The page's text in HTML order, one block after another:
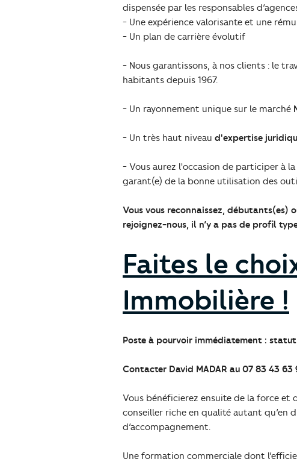
dispensée par les responsables
- Une expérience valorisante et une
- Un plan de carrière évolutif
- Nous garantissons, à nos clients : le
habitants depuis 1967.
- Un rayonnement unique sur le marché
- Un très haut niveau d'expertise
- Vous aurez l'occasion de participer à
garant(e) de la bonne utilisation des
Vous vous reconnaissez, débutants(es)
rejoignez-nous, il n’y a pas de profil
Faites le
Immobilière !
Poste à pourvoir immédiatement :
Contacter David MADAR au 07 83 43 63
Vous bénéficierez ensuite de la force et
conseiller riche en qualité autant qu’en
d’accompagnement.
Une formation commerciale dont